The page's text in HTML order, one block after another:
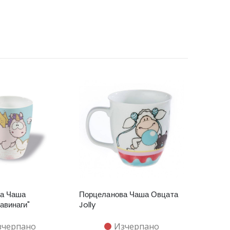
Чаша
Порцеланова Чаша Овцата
Jolly
Изчерпано